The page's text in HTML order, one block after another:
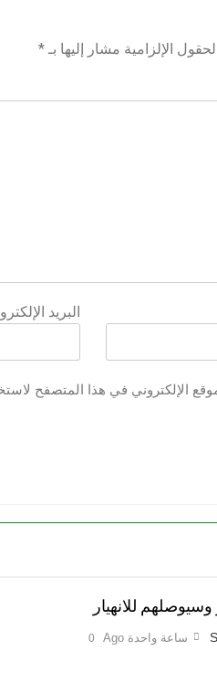
الحقول الإلزامية مشار إليها بـ *
البريد
الإلكتروني في هذا المتصفح
للانهيار
ساعة واحدة Ago 0